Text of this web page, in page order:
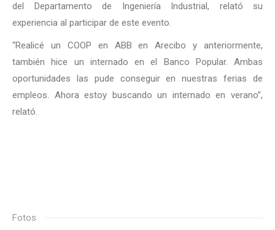
del Departamento de Ingeniería Industrial, relató su
experiencia al participar de este evento.
“Realicé un COOP en ABB en Arecibo y anteriormente,
también hice un internado en el Banco Popular. Ambas
oportunidades las pude conseguir en nuestras ferias de
empleos. Ahora estoy buscando un internado en verano”,
relató.
Fotos